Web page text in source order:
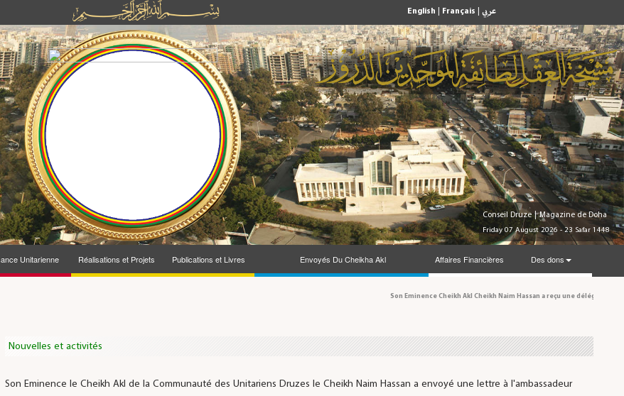
English Français عربي
Conseil Druze | Magazine de Doha
Friday 07 August 2026 - 23 Safar 1448
Unitarienne Réalisations et Projets Publications et Livres Envoyés Du Cheikha Akl Affaires Financières Des dons
Son Eminence Cheikh Akl Cheikh Naim Hassan a reçu une délégation du
Nouvelles et activités
Son Eminence le Cheikh Akl de la Communauté des Unitariens Druzes le Cheikh Naim Hassan a envoyé une lettre à l'ambassadeur